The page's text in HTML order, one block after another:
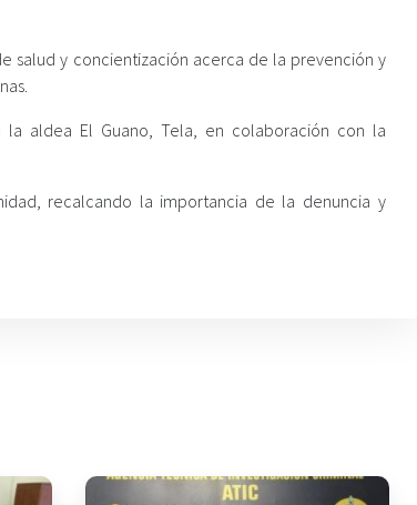
salud y concientización acerca de la prevención y
aldea El Guano, Tela, en colaboración con la
recalcando la importancia de la denuncia y